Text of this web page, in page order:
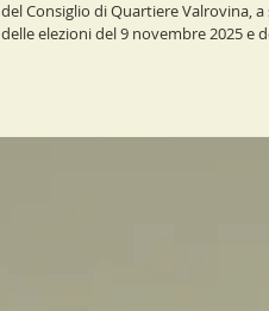
del Consiglio di Quartiere Valrovina, a
delle elezioni del 9 novembre 2025 e